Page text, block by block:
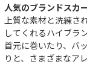
人気のブランドスカ
上質な素材と洗練さ
してくれるハイブラ
首元に巻いたり、バ
りと、さまざまなア